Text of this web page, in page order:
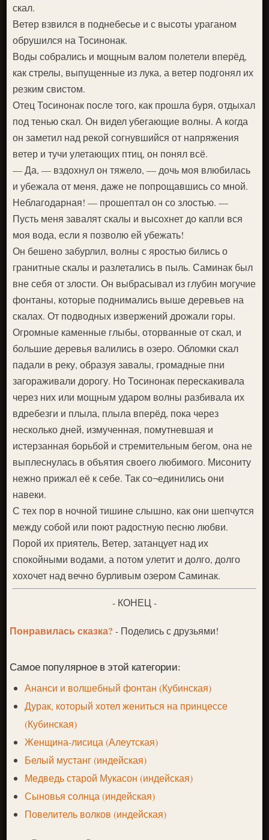
скал.
Ветер взвился в поднебесье и с высоты ураганом
обрушился на Тосинонак.
Воды собрались и мощным валом полетели вперёд,
как стрелы, выпущенные из лука, а ветер подгонял их
резким свистом.
Отец Тосинонак после того, как прошла буря, отдыхал
под тенью скал. Он видел убегающие волны. А когда
он заметил над рекой согнувшийся от напряжения
ветер и тучи улетающих птиц, он понял всё.
— Да, — вздохнул он тяжело, — дочь моя влюбилась
и убежала от меня, даже не попрощавшись со мной.
Неблагодарная! — прошептал он со злостью. —
Пусть меня завалят скалы и высохнет до капли вся
моя вода, если я позволю ей убежать!
Он бешено забурлил, волны с яростью бились о
гранитные скалы и разлетались в пыль. Саминак был
вне себя от злости. Он выбрасывал из глубин могучие
фонтаны, которые поднимались выше деревьев на
скалах. От подводных извержений дрожали горы.
Огромные каменные глыбы, оторванные от скал, и
большие деревья валились в озеро. Обломки скал
падали в реку, образуя завалы, громадные пни
загораживали дорогу. Но Тосинонак перескакивала
через них или мощным ударом волны разбивала их
вдребезги и плыла, плыла вперёд, пока через
несколько дней, измученная, помутневшая и
истерзанная борьбой и стремительным бегом, она не
выплеснулась в объятия своего любимого. Мисониту
нежно прижал её к себе. Так со¬единились они
навеки.
С тех пор в ночной тишине слышно, как они шепчутся
между собой или поют радостную песню любви.
Порой их приятель, Ветер, затанцует над их
спокойными водами, а потом улетит и долго, долго
хохочет над вечно бурливым озером Саминак.
- КОНЕЦ -
Понравилась сказка?- Поделись с друзьями!
Самое популярное в этой категории:
Ананси и волшебный фонтан (Кубинская)
Дурак, который хотел жениться на принцессе
(Кубинская)
Женщина-лисица (Алеутская)
Белый мустанг (индейская)
Медведь старой Мукасон (индейская)
Сыновья солнца (индейская)
Повелитель волков (индейская)